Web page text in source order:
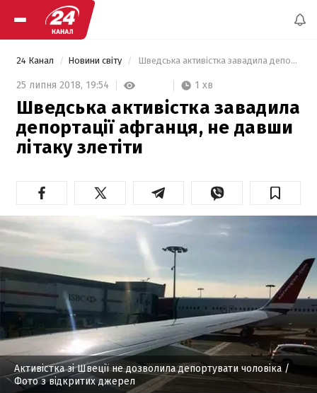
24 Канал Новини світу Шведська активістка завадила депортації афганця, не давши літаку злетіти
25 липня 2018, 19:54 1 хв
Шведська активістка завадила
депортації афганця, не давши
літаку злетіти
Активістка зі Швеції не дозволила депортувати чоловіка /
Фото з відкритих джерел